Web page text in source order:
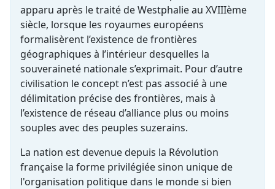
apparu après le traité de Westphalie au XVIIIème
siècle, lorsque les royaumes européens
formalisèrent l’existence de frontières
géographiques à l’intérieur desquelles la
souveraineté nationale s’exprimait. Pour d’autre
civilisation le concept n’est pas associé à une
délimitation précise des frontières, mais à
l’existence de réseau d’alliance plus ou moins
souples avec des peuples suzerains.
La nation est devenue depuis la Révolution
française la forme privilégiée sinon unique de
l'organisation politique dans le monde si bien